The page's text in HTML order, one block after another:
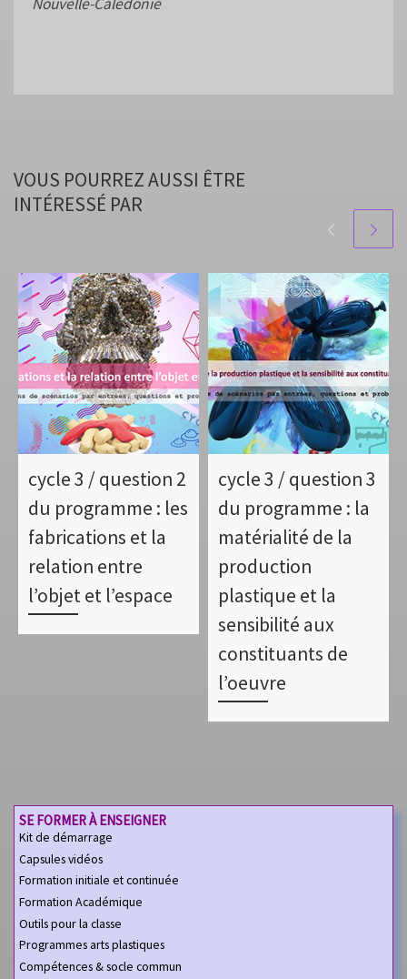
Nouvelle-Calédonie
VOUS POURREZ AUSSI ÊTRE
INTÉRESSÉ PAR
cycle 3 / question 2
du programme : les
fabrications et la
relation entre
l’objet et l’espace
cycle 3 / question 3
du programme : la
matérialité de la
production
plastique et la
sensibilité aux
constituants de
l’oeuvre
SE FORMER À ENSEIGNER
Kit de démarrage
Capsules vidéos
Formation initiale et continuée
Formation Académique
Outils pour la classe
Programmes arts plastiques
Compétences & socle commun